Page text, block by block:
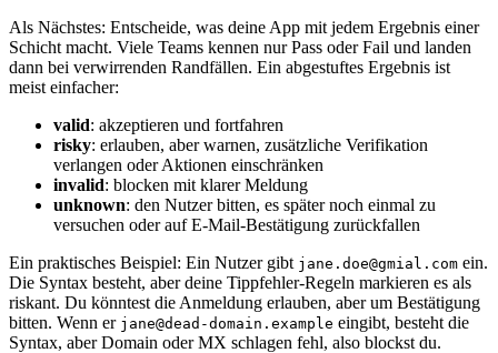
Als Nächstes: Entscheide, was deine App mit jedem Ergebnis einer
Schicht macht. Viele Teams kennen nur Pass oder Fail und landen
dann bei verwirrenden Randfällen. Ein abgestuftes Ergebnis ist
meist einfacher:
valid: akzeptieren und fortfahren
risky: erlauben, aber warnen, zusätzliche Verifikation
verlangen oder Aktionen einschränken
invalid: blocken mit klarer Meldung
unknown: den Nutzer bitten, es später noch einmal zu
versuchen oder auf E‑Mail‑Bestätigung zurückfallen
Ein praktisches Beispiel: Ein Nutzer gibt jane.doe@gmial.com ein.
Die Syntax besteht, aber deine Tippfehler‑Regeln markieren es als
riskant. Du könntest die Anmeldung erlauben, aber um Bestätigung
bitten. Wenn er jane@dead-domain.example eingibt, besteht die
Syntax, aber Domain oder MX schlagen fehl, also blockst du.